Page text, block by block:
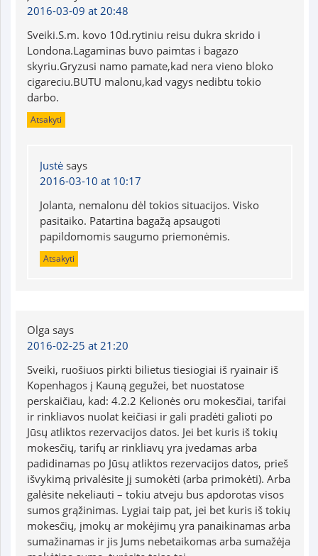
2016-03-09 at 20:48
Sveiki.S.m. kovo 10d.rytiniu reisu dukra skrido i
Londona.Lagaminas buvo paimtas i bagazo
skyriu.Gryzusi namo pamate,kad nera vieno bloko
cigareciu.BUTU malonu,kad vagys nedibtu tokio
darbo.
Atsakyti
Justė says
2016-03-10 at 10:17
Jolanta, nemalonu dėl tokios situacijos. Visko
pasitaiko. Patartina bagažą apsaugoti
papildomomis saugumo priemonėmis.
Atsakyti
Olga says
2016-02-25 at 21:20
Sveiki, ruošiuos pirkti bilietus tiesiogiai iš ryainair iš
Kopenhagos į Kauną gegužei, bet nuostatose
perskaičiau, kad: 4.2.2 Kelionės oru mokesčiai, tarifai
ir rinkliavos nuolat keičiasi ir gali pradėti galioti po
Jūsų atliktos rezervacijos datos. Jei bet kuris iš tokių
mokesčių, tarifų ar rinkliavų yra įvedamas arba
padidinamas po Jūsų atliktos rezervacijos datos, prieš
išvykimą privalėsite jį sumokėti (arba primokėti). Arba
galėsite nekeliauti – tokiu atveju bus apdorotas visos
sumos grąžinimas. Lygiai taip pat, jei bet kuris iš tokių
mokesčių, įmokų ar mokėjimų yra panaikinamas arba
sumažinamas ir jis Jums nebetaikomas arba sumažėja